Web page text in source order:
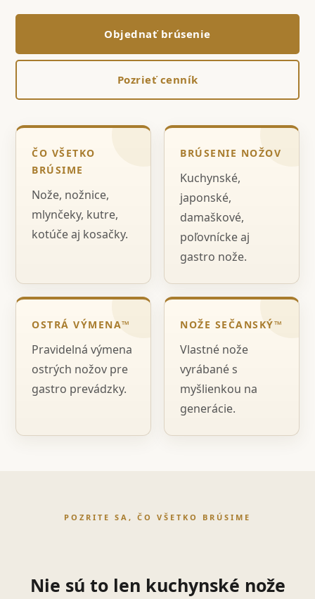
Objednať brúsenie
Pozrieť cenník
ČO VŠETKO
BRÚSIME
Nože, nožnice,
mlynčeky, kutre,
kotúče aj kosačky.
BRÚSENIE NOŽOV
Kuchynské,
japonské,
damaškové,
poľovnícke aj
gastro nože.
OSTRÁ VÝMENA™
Pravidelná výmena
ostrých nožov pre
gastro prevádzky.
NOŽE SEČANSKÝ™
Vlastné nože
vyrábané s
myšlienkou na
generácie.
POZRITE SA, ČO VŠETKO BRÚSIME
Nie sú to len kuchynské nože